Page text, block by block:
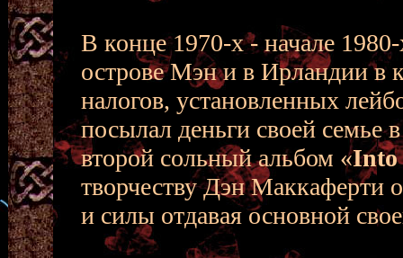
В конце 1970-х - начале
острове Мэн и в Ирландии в
налогов, установленных
посылал деньги своей
второй сольный альбом «Into
творчеству Дэн Маккаферти
и силы отдавая основной